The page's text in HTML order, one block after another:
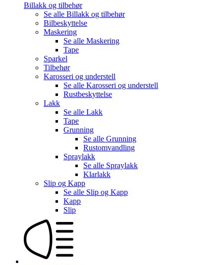
Billakk og tilbehør
Se alle Billakk og tilbehør
Bilbeskyttelse
Maskering
Se alle Maskering
Tape
Sparkel
Tilbehør
Karosseri og understell
Se alle Karosseri og understell
Rustbeskyttelse
Lakk
Se alle Lakk
Tape
Grunning
Se alle Grunning
Rustomvandling
Spraylakk
Se alle Spraylakk
Klarlakk
Slip og Kapp
Se alle Slip og Kapp
Kapp
Slip